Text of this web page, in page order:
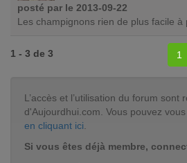
posté par le 2013-09-22
Les champignons rien de plus facile à
1 - 3 de 3 1
L’accès et l’utilisation du forum sont
d'Aujourdhui.com. Vous pouvez
en cliquant ici.
Si vous êtes déjà membre,